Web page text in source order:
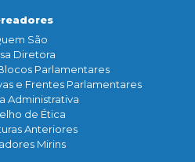
São
Diretora
Parlamentares
e Frentes Parlamentares
Administrativa
de Ética
Anteriores
Mirins